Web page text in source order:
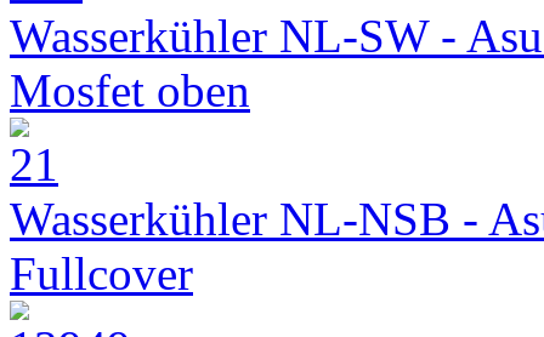
Wasserkühler NL-SW -
Mosfet oben
Wasserkühler NL-NSB -
Fullcover